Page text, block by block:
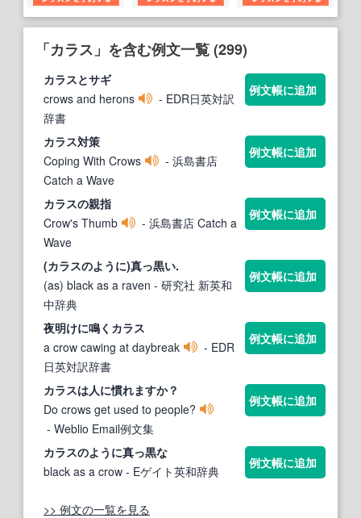
「カラス」を含む例文一覧 (299)
カラスとサギ
crows and herons
- EDR日英対訳
辞書
例文帳に追加
カラス対策
Coping With Crows
- 浜島書店
Catch a Wave
例文帳に追加
カラスの親指
Crow's Thumb
- 浜島書店 Catch a
Wave
例文帳に追加
(カラスのように)真っ黒い.
(as) black as a raven - 研究社 新英和
中辞典
例文帳に追加
夜明けに鳴く カラス
a crow cawing at daybreak
- EDR
日英対訳辞書
例文帳に追加
カラスは人に慣れますか？
Do crows get used to people?
- Weblio Email例文集
例文帳に追加
カラスのように真っ黒な
black as a crow - Eゲイト英和辞典
例文帳に追加
>> 例文の一覧を見る